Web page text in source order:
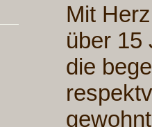
Mit
über 15
die